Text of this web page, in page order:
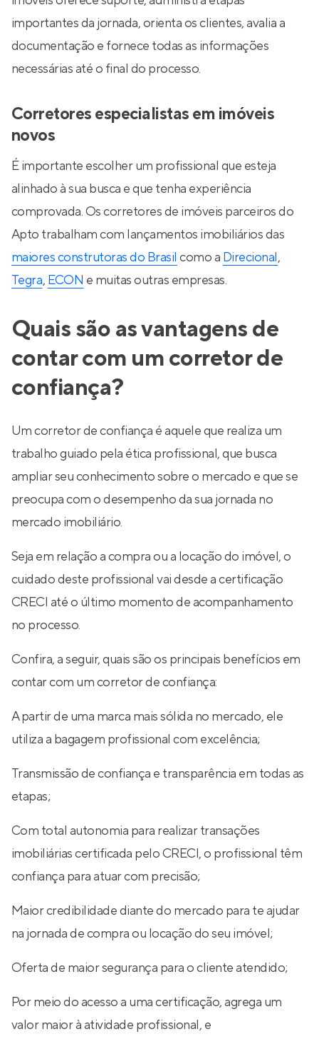
importantes da jornada, orienta os clientes, avalia a
documentação e fornece todas as informações
necessárias até o final do processo.
Corretores especialistas em imóveis
novos
É importante escolher um profissional que esteja
alinhado à sua busca e que tenha experiência
comprovada. Os corretores de imóveis parceiros do
Apto trabalham com lançamentos imobiliários das
maiores construtoras do Brasil como a Direcional,
Tegra, ECON e muitas outras empresas.
Quais são as vantagens de
contar com um corretor de
confiança?
Um corretor de confiança é aquele que realiza um
trabalho guiado pela ética profissional, que busca
ampliar seu conhecimento sobre o mercado e que se
preocupa com o desempenho da sua jornada no
mercado imobiliário.
Seja em relação a compra ou a locação do imóvel, o
cuidado deste profissional vai desde a certificação
CRECI até o último momento de acompanhamento
no processo.
Confira, a seguir, quais são os principais benefícios em
contar com um corretor de confiança:
A partir de uma marca mais sólida no mercado, ele
utiliza a bagagem profissional com excelência;
Transmissão de confiança e transparência em todas as
etapas;
Com total autonomia para realizar transações
imobiliárias certificada pelo CRECI, o profissional têm
confiança para atuar com precisão;
Maior credibilidade diante do mercado para te ajudar
na jornada de compra ou locação do seu imóvel;
Oferta de maior segurança para o cliente atendido;
Por meio do acesso a uma certificação, agrega um
valor maior à atividade profissional, e